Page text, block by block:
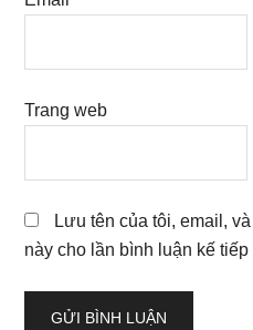
Trang web
Lưu tên của tôi, email,
này cho lần bình luận kế tiếp